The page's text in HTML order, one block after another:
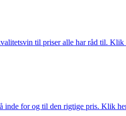
til priser alle har råd til. Klik
inde for og til den rigtige pris. Klik